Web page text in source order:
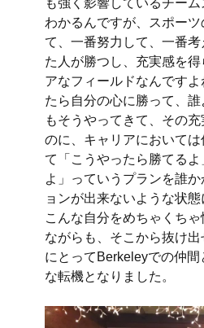
わかるんですが、スポー
て、一番努力して、一番
た人が勝つし、充実感を
アなフィールドなんです
たら自分の心に勝って、
もそうやってきて、その
のに、キャリアにおいて
て「こうやったら勝てる
よ」っていうプランを誰
ョンが出来ないような状
こんな自分をめちゃくち
ながらも、そこから抜け
にとってBerkeleyでの仲
な転機となりました。